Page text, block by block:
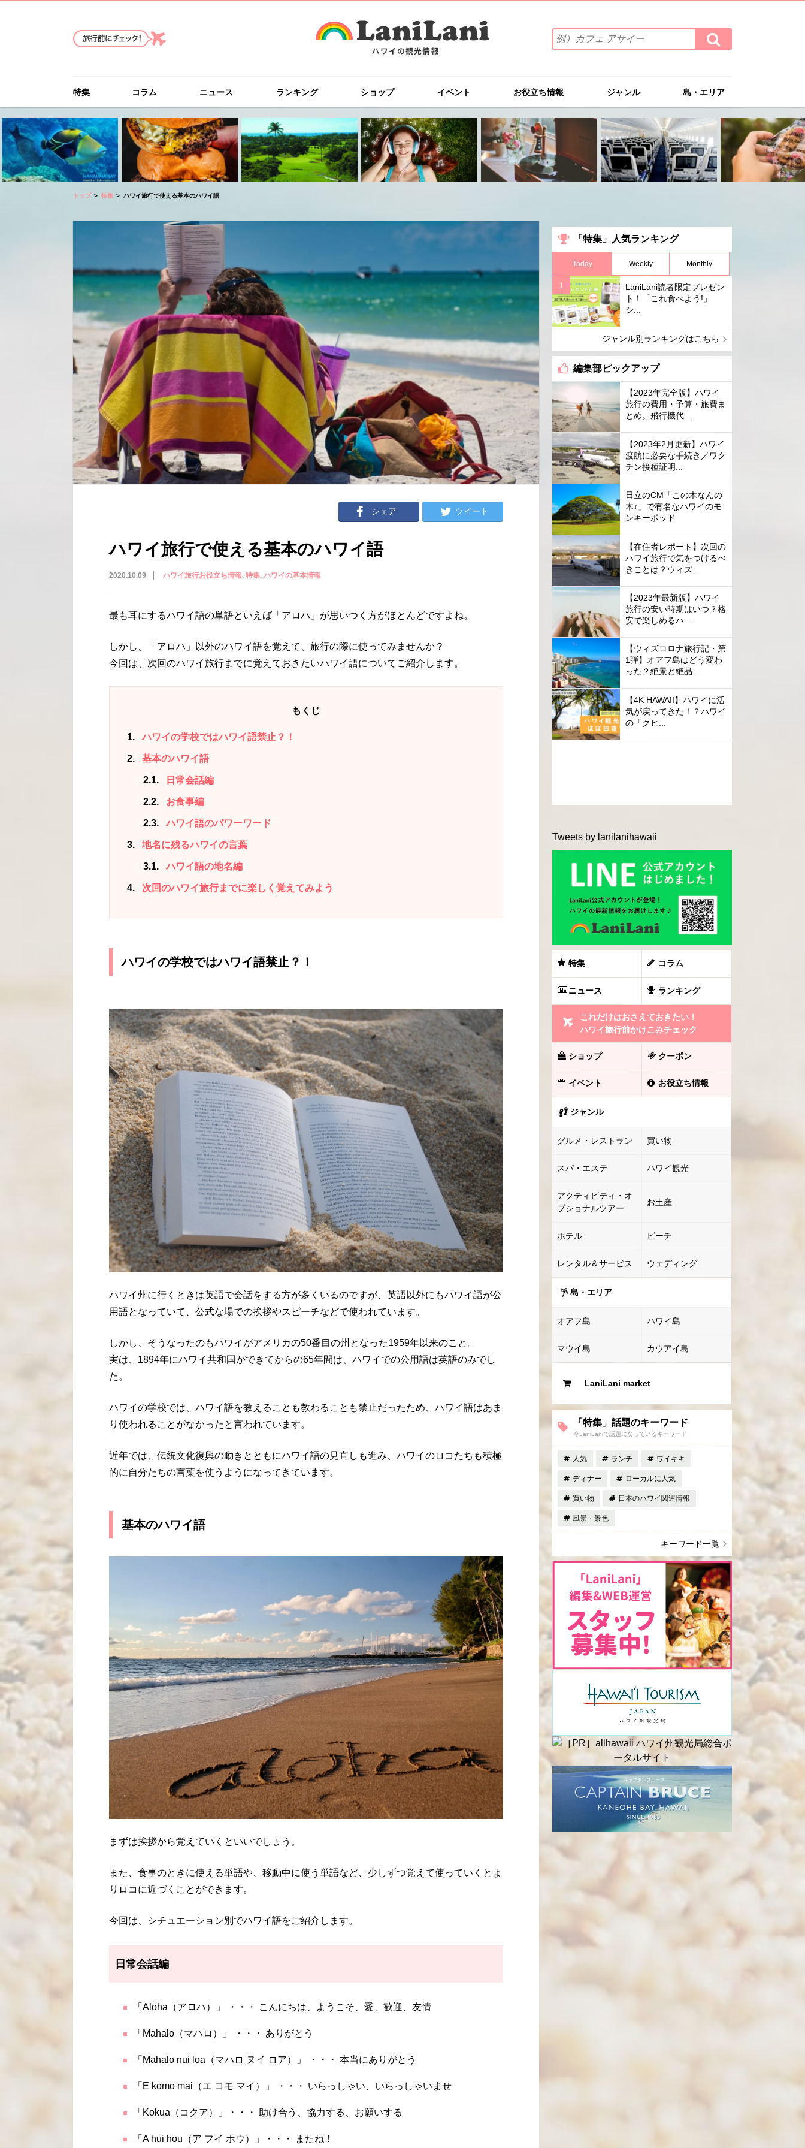
索
ワ
を
入
力
(例）
カ
フ
ェ
イ
ー
検
索
す
特集 コラム ニュース ランキング ショップ イベント お役立ち情報 ジャンル 島・エリア
トップ 特集 ハワイ旅行で使える基本のハワイ語
シェア ツイート
ハワイ旅行で使える基本のハワイ語
2020.10.09 ハワイ旅行お役立ち情報 特集 ハワイの基本情報
最も耳にするハワイ語の単語といえば「アロハ」が思いつく方がほとんどですよね。
しかし、「アロハ」以外のハワイ語を覚えて、旅行の際に使ってみませんか？
今回は、次回のハワイ旅行までに覚えておきたいハワイ語についてご紹介します。
もくじ
1 ハワイの学校ではハワイ語禁止？！
2 基本のハワイ語
2.1 日常会話編
2.2 お食事編
2.3 ハワイ語のパワーワード
3 地名に残るハワイの言葉
3.1 ハワイ語の地名編
4 次回のハワイ旅行までに楽しく覚えてみよう
ハワイの学校ではハワイ語禁止？！
ハワイ州に行くときは英語で会話をする方が多くいるのですが、英語以外にもハワイ語が公
用語となっていて、公式な場での挨拶やスピーチなどで使われています。
しかし、そうなったのもハワイがアメリカの50番目の州となった1959年以来のこと。
実は、1894年にハワイ共和国ができてからの65年間は、ハワイでの公用語は英語のみでし
た。
ハワイの学校では、ハワイ語を教えることも教わることも禁止だったため、ハワイ語はあま
り使われることがなかったと言われています。
近年では、伝統文化復興の動きとともにハワイ語の見直しも進み、ハワイのロコたちも積極
的に自分たちの言葉を使うようになってきています。
基本のハワイ語
まずは挨拶から覚えていくといいでしょう。
また、食事のときに使える単語や、移動中に使う単語など、少しずつ覚えて使っていくとよ
りロコに近づくことができます。
今回は、シチュエーション別でハワイ語をご紹介します。
日常会話編
「Aloha（アロハ）」 ・・・ こんにちは、ようこそ、愛、歓迎、友情
「Mahalo（マハロ）」 ・・・ ありがとう
「Mahalo nui loa（マハロ ヌイ ロア）」 ・・・ 本当にありがとう
「E komo mai（エ コモ マイ）」 ・・・ いらっしゃい、いらっしゃいませ
「Kokua（コクア）」・・・ 助け合う、協力する、お願いする
「A hui hou（ア フイ ホウ）」・・・ またね！
「特集」人気ランキング
Today Weekly Monthly
LaniLani読者限定プレゼン
ト！「これ食べよう!」
シ...
ジャンル別ランキングはこちら
編集部ピックアップ
【2023年完全版】ハワイ
旅行の費用・予算・旅費ま
とめ。飛行機代...
【2023年2月更新】ハワイ
渡航に必要な手続き／ワク
チン接種証明...
日立のCM「この木なんの
木♪」で有名なハワイのモ
ンキーポッド
【在住者レポート】次回の
ハワイ旅行で気をつけるべ
きことは？ウィズ...
【2023年最新版】ハワイ
旅行の安い時期はいつ？格
安で楽しめるハ...
【ウィズコロナ旅行記・第
1弾】オアフ島はどう変わ
った？絶景と絶品...
【4K HAWAII】ハワイに活
気が戻ってきた！？ハワイ
の「クヒ...
Tweets by lanilanihawaii
特集 コラム
ニュース ランキング
これだけはおさえておきたい！
ハワイ旅行前かけこみチェック
ショップ クーポン
イベント お役立ち情報
ジャンル
グルメ・レストラン 買い物
スパ・エステ ハワイ観光
アクティビティ・オ
プショナルツアー
お土産
ホテル ビーチ
レンタル＆サービス ウェディング
島・エリア
オアフ島 ハワイ島
マウイ島 カウアイ島
LaniLani market
「特集」話題のキーワード
今LaniLaniで話題になっているキーワード
人気 ランチ ワイキキ
ディナー ローカルに人気
買い物 日本のハワイ関連情報
風景・景色
キーワード一覧